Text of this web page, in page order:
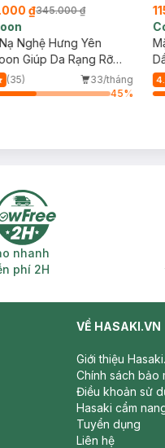
₫345.000 ₫
Nghệ Hưng Yên
Giúp Da Rạng Rỡ
100ml
(35)
33/tháng
45%
Giao nhanh miễn phí 2H
nhanh
phí 2H
VỀ HASAKI.VN
Giới thiệu
Chính sách bảo
Điều khoản sử
Hasaki cẩm
Tuyển dụng
Liên hệ